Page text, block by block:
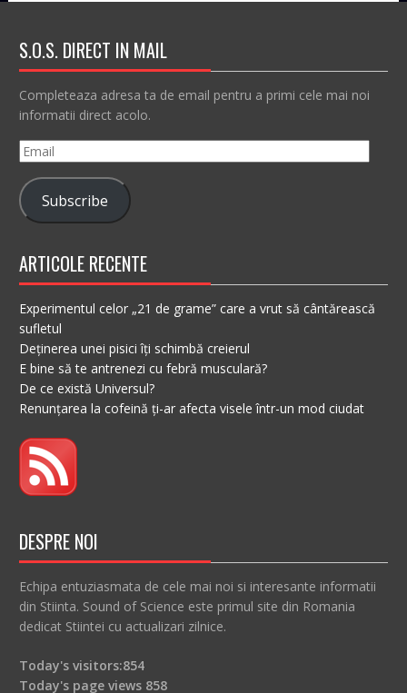
S.O.S. DIRECT IN MAIL
Completeaza adresa ta de email pentru a primi cele mai noi
informatii direct acolo.
Email
Subscribe
ARTICOLE RECENTE
Experimentul celor „21 de grame” care a vrut să cântărească
sufletul
Deținerea unei pisici îți schimbă creierul
E bine să te antrenezi cu febră musculară?
De ce există Universul?
Renunțarea la cofeină ți-ar afecta visele într-un mod ciudat
DESPRE NOI
Echipa entuziasmata de cele mai noi si interesante informatii
din Stiinta. Sound of Science este primul site din Romania
dedicat Stiintei cu actualizari zilnice.
Today's visitors:854
Today's page views 858